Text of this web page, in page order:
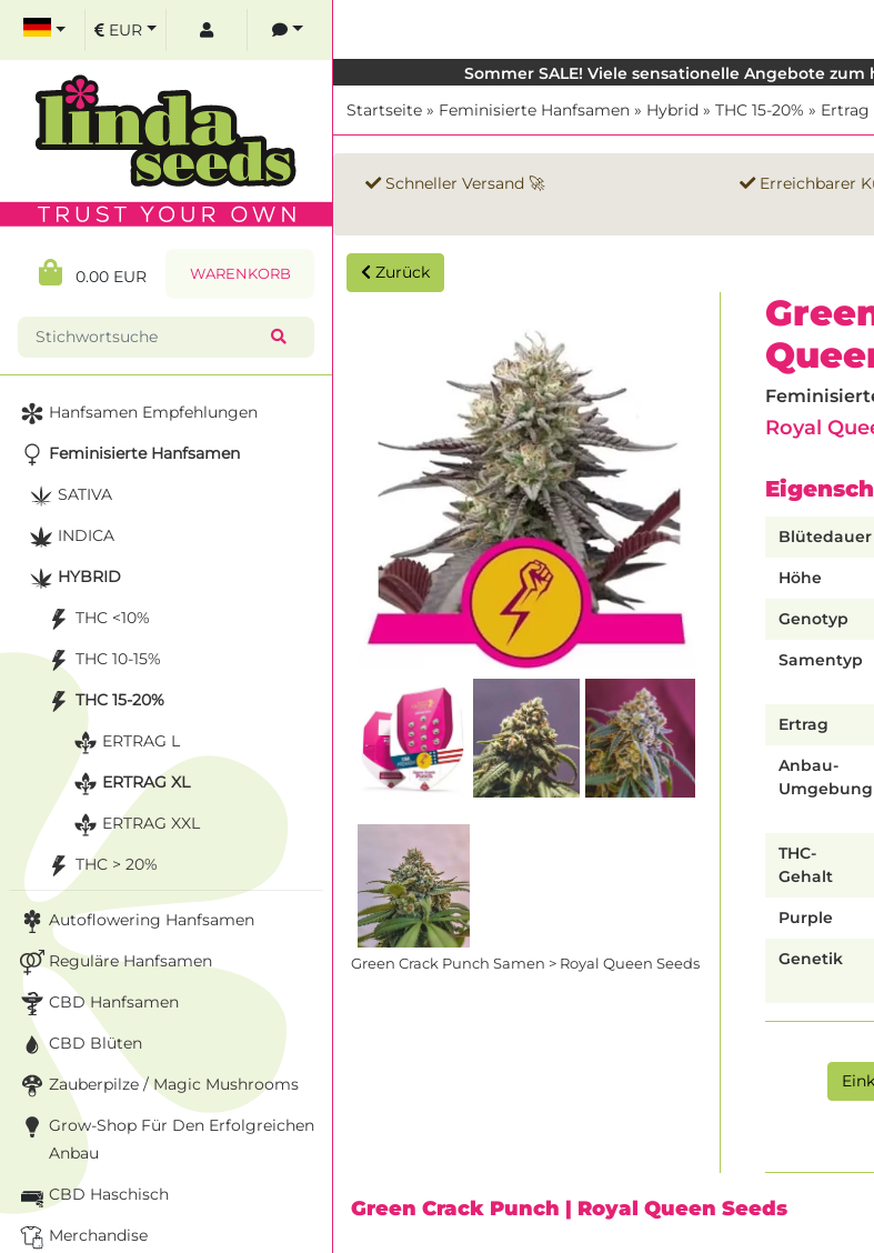
Sommer SALE! Viele sensationelle Angebote
Startseite » Feminisierte Hanfsamen » Hybrid » THC 15-20% » Ertrag
Schneller Versand 🚀 Erreichbarer
Zurück
Green Crack Punch Samen > Royal Queen Seeds
Royal
Blütedauer
Höhe
Genotyp
Samentyp
Ertrag
Anbau-
Umgebung
THC-
Gehalt
Purple
Genetik
Green Crack Punch | Royal Queen Seeds
EUR
0.00 EUR WARENKORB
Hanfsamen Empfehlungen
Feminisierte Hanfsamen
SATIVA
INDICA
HYBRID
THC <10%
THC 10-15%
THC 15-20%
ERTRAG L
ERTRAG XL
ERTRAG XXL
THC > 20%
Autoflowering Hanfsamen
Reguläre Hanfsamen
CBD Hanfsamen
CBD Blüten
Zauberpilze / Magic Mushrooms
Grow-Shop Für Den Erfolgreichen
Anbau
CBD Haschisch
Merchandise